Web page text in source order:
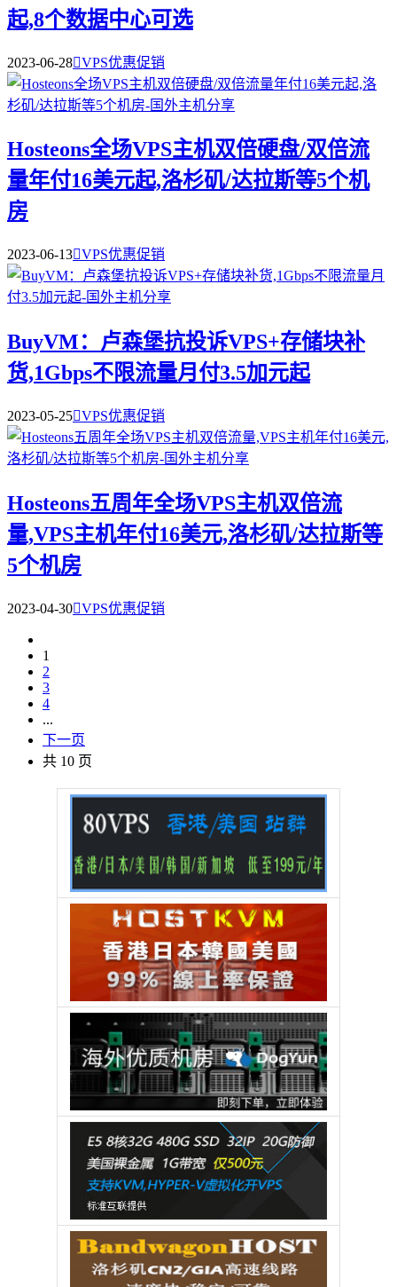
起,8个数据中心可选
2023-06-28VPS优惠促销
Hosteons全场VPS主机双倍硬盘/双倍流
量年付16美元起,洛杉矶/达拉斯等5个机
房
2023-06-13VPS优惠促销
BuyVM：卢森堡抗投诉VPS+存储块补
货,1Gbps不限流量月付3.5加元起
2023-05-25VPS优惠促销
Hosteons五周年全场VPS主机双倍流
量,VPS主机年付16美元,洛杉矶/达拉斯等
5个机房
2023-04-30VPS优惠促销
1
2
3
4
...
下一页
共 10 页